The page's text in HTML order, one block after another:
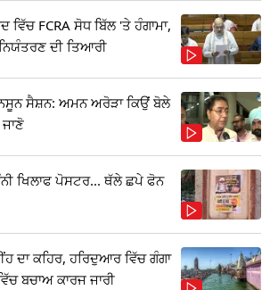
ਵਿੱਚ FCRA ਸੋਧ ਬਿੱਲ 'ਤੇ ਹੰਗਾਮਾ,
ਦੀ ਤਿਆਰੀ
ਸੈਸ਼ਨ: ਅਮਨ ਅਰੋੜਾ ਕਿਉਂ ਬੋਲੇ
ਖਿਲਾਫ ਪੋਸਟਰ... ਥੱਲੇ ਛਪੇ ਫੋਨ
ਦਾ ਕਹਿਰ, ਹਰਿਦੁਆਰ ਵਿੱਚ ਗੰਗਾ
ਬਚਾਅ ਕਾਰਜ ਜਾਰੀ